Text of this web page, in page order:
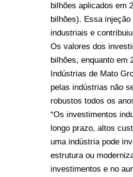
bilhões aplicados em
bilhões). Essa
industriais e
Os valores dos
bilhões, enquanto em
Indústrias de Mato
pelas indústrias não
robustos todos os
“Os investimentos
longo prazo, altos
uma indústria pode
estrutura ou
investimentos e no